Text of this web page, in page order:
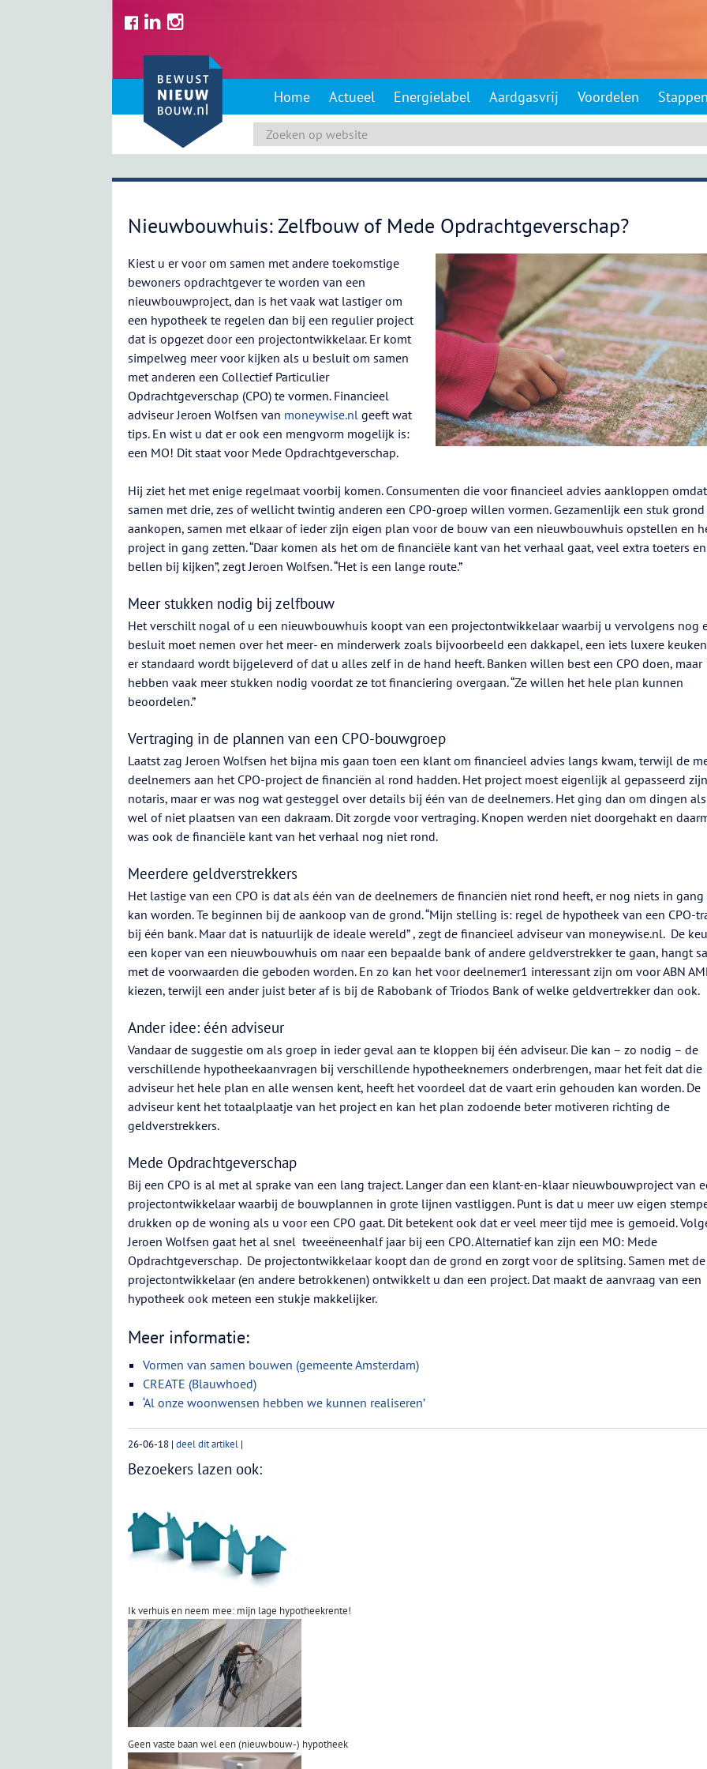
Home Actueel Energielabel Aardgasvrij Voordelen
Nieuwbouwhuis: Zelfbouw of Mede Opdrachtgeverschap?
Kiest u er voor om samen met andere toekomstige
bewoners opdrachtgever te worden van een
nieuwbouwproject, dan is het vaak wat lastiger om
een hypotheek te regelen dan bij een regulier project
dat is opgezet door een projectontwikkelaar. Er komt
simpelweg meer voor kijken als u besluit om samen
met anderen een Collectief Particulier
Opdrachtgeverschap (CPO) te vormen. Financieel
adviseur Jeroen Wolfsen van moneywise.nl geeft wat
tips. En wist u dat er ook een mengvorm mogelijk is:
een MO! Dit staat voor Mede Opdrachtgeverschap.
Hij ziet het met enige regelmaat voorbij komen. Consumenten die voor financieel advies aankloppen
samen met drie, zes of wellicht twintig anderen een CPO-groep willen vormen. Gezamenlijk een stuk grond
aankopen, samen met elkaar of ieder zijn eigen plan voor de bouw van een nieuwbouwhuis opstellen en
project in gang zetten. “Daar komen als het om de financiële kant van het verhaal gaat, veel extra toeters en
bellen bij kijken”, zegt Jeroen Wolfsen. “Het is een lange route.”
Meer stukken nodig bij zelfbouw
Het verschilt nogal of u een nieuwbouwhuis koopt van een projectontwikkelaar waarbij u vervolgens nog
besluit moet nemen over het meer- en minderwerk zoals bijvoorbeeld een dakkapel, een iets luxere
er standaard wordt bijgeleverd of dat u alles zelf in de hand heeft. Banken willen best een CPO doen, maar
hebben vaak meer stukken nodig voordat ze tot financiering overgaan. “Ze willen het hele plan kunnen
beoordelen.”
Vertraging in de plannen van een CPO-bouwgroep
Laatst zag Jeroen Wolfsen het bijna mis gaan toen een klant om financieel advies langs kwam, terwijl de
deelnemers aan het CPO-project de financiën al rond hadden. Het project moest eigenlijk al gepasseerd
notaris, maar er was nog wat gesteggel over details bij één van de deelnemers. Het ging dan om dingen
wel of niet plaatsen van een dakraam. Dit zorgde voor vertraging. Knopen werden niet doorgehakt en
was ook de financiële kant van het verhaal nog niet rond.
Meerdere geldverstrekkers
Het lastige van een CPO is dat als één van de deelnemers de financiën niet rond heeft, er nog niets in gang
kan worden. Te beginnen bij de aankoop van de grond. “Mijn stelling is: regel de hypotheek van een CPO-
bij één bank. Maar dat is natuurlijk de ideale wereld” , zegt de financieel adviseur van moneywise.nl. De
een koper van een nieuwbouwhuis om naar een bepaalde bank of andere geldverstrekker te gaan, hangt
met de voorwaarden die geboden worden. En zo kan het voor deelnemer1 interessant zijn om voor ABN
kiezen, terwijl een ander juist beter af is bij de Rabobank of Triodos Bank of welke geldvertrekker dan ook.
Ander idee: één adviseur
Vandaar de suggestie om als groep in ieder geval aan te kloppen bij één adviseur. Die kan – zo nodig – de
verschillende hypotheekaanvragen bij verschillende hypotheeknemers onderbrengen, maar het feit dat die
adviseur het hele plan en alle wensen kent, heeft het voordeel dat de vaart erin gehouden kan worden. De
adviseur kent het totaalplaatje van het project en kan het plan zodoende beter motiveren richting de
geldverstrekkers.
Mede Opdrachtgeverschap
Bij een CPO is al met al sprake van een lang traject. Langer dan een klant-en-klaar nieuwbouwproject van
projectontwikkelaar waarbij de bouwplannen in grote lijnen vastliggen. Punt is dat u meer uw eigen
drukken op de woning als u voor een CPO gaat. Dit betekent ook dat er veel meer tijd mee is gemoeid.
Jeroen Wolfsen gaat het al snel tweeëneenhalf jaar bij een CPO. Alternatief kan zijn een MO: Mede
Opdrachtgeverschap. De projectontwikkelaar koopt dan de grond en zorgt voor de splitsing. Samen met de
projectontwikkelaar (en andere betrokkenen) ontwikkelt u dan een project. Dat maakt de aanvraag van een
hypotheek ook meteen een stukje makkelijker.
Meer informatie:
Vormen van samen bouwen (gemeente Amsterdam)
CREATE (Blauwhoed)
‘Al onze woonwensen hebben we kunnen realiseren’
26-06-18 | deel dit artikel |
Bezoekers lazen ook:
Ik verhuis en neem mee: mijn lage hypotheekrente!
Geen vaste baan wel een (nieuwbouw-) hypotheek